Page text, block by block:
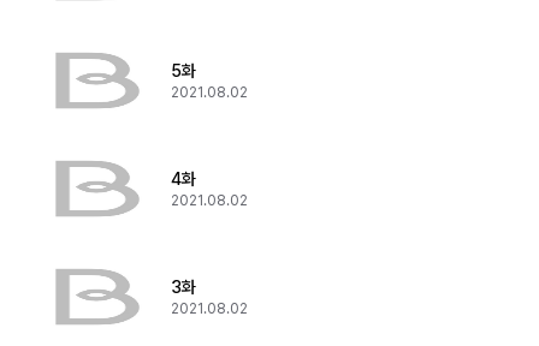
5화
2021.08.02
4화
2021.08.02
3화
2021.08.02